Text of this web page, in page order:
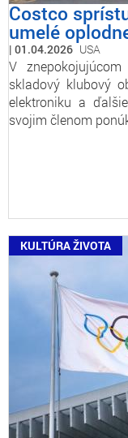
Costco
umelé
01.04.2026 USA
V
skladový klubový
elektroniku a
svojim členom
KULTÚRA ŽIVOTA